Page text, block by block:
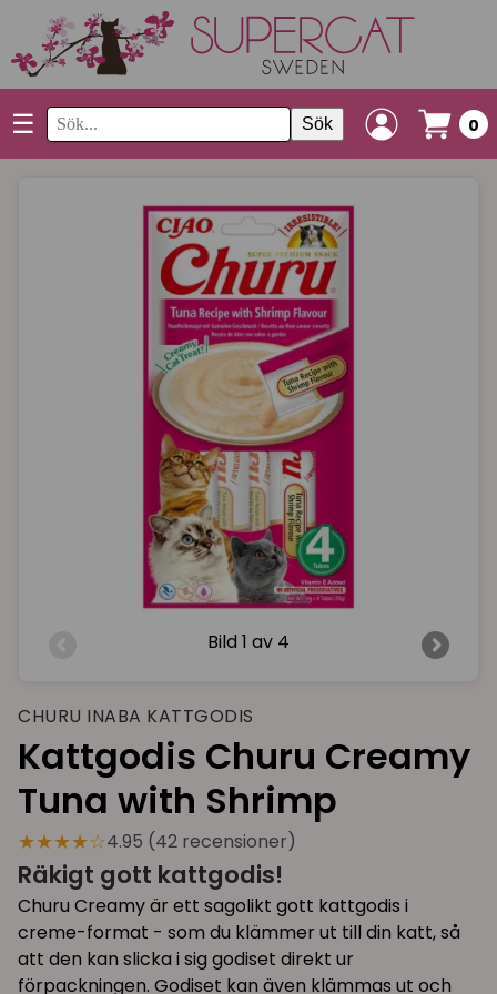
☰ Sök 0
Bild 1 av 4
CHURU INABA KATTGODIS
Kattgodis Churu Creamy
Tuna with Shrimp
★★★★☆4.95 (42 recensioner)
Räkigt gott kattgodis!
Churu Creamy är ett sagolikt gott kattgodis i
creme-format - som du klämmer ut till din katt, så
att den kan slicka i sig godiset direkt ur
förpackningen. Godiset kan även klämmas ut och